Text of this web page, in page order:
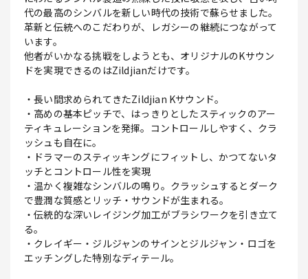
代の最高のシンバルを新しい時代の技術で蘇らせました。
革新と伝統へのこだわりが、レガシーの継続につながって
います。
他者がいかなる挑戦をしようとも、オリジナルのKサウン
ドを実現できるのはZildjianだけです。
・長い間求められてきたZildjian Kサウンド。
・高めの基本ピッチで、はっきりとしたスティックのアー
ティキュレーションを発揮。コントロールしやすく、クラ
ッシュも自在に。
・ドラマーのスティッキングにフィットし、かつてないタ
ッチとコントロール性を実現
・温かく複雑なシンバルの鳴り。クラッシュするとダーク
で豊潤な質感とリッチ・サウンドが生まれる。
・伝統的な深いレイジング加工がブラシワークを引き立て
る。
・クレイギー・ジルジャンのサインとジルジャン・ロゴを
エッチングした特別なディテール。